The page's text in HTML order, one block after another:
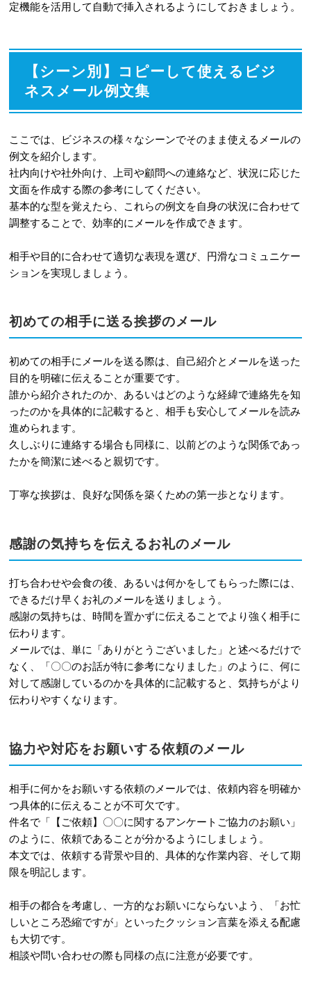
定機能を活用して自動で挿入されるようにしておきましょう。
【シーン別】コピーして使えるビジ
ネスメール例文集
ここでは、ビジネスの様々なシーンでそのまま使えるメールの
例文を紹介します。
社内向けや社外向け、上司や顧問への連絡など、状況に応じた
文面を作成する際の参考にしてください。
基本的な型を覚えたら、これらの例文を自身の状況に合わせて
調整することで、効率的にメールを作成できます。
相手や目的に合わせて適切な表現を選び、円滑なコミュニケー
ションを実現しましょう。
初めての相手に送る挨拶のメール
初めての相手にメールを送る際は、自己紹介とメールを送った
目的を明確に伝えることが重要です。
誰から紹介されたのか、あるいはどのような経緯で連絡先を知
ったのかを具体的に記載すると、相手も安心してメールを読み
進められます。
久しぶりに連絡する場合も同様に、以前どのような関係であっ
たかを簡潔に述べると親切です。
丁寧な挨拶は、良好な関係を築くための第一歩となります。
感謝の気持ちを伝えるお礼のメール
打ち合わせや会食の後、あるいは何かをしてもらった際には、
できるだけ早くお礼のメールを送りましょう。
感謝の気持ちは、時間を置かずに伝えることでより強く相手に
伝わります。
メールでは、単に「ありがとうございました」と述べるだけで
なく、「〇〇のお話が特に参考になりました」のように、何に
対して感謝しているのかを具体的に記載すると、気持ちがより
伝わりやすくなります。
協力や対応をお願いする依頼のメール
相手に何かをお願いする依頼のメールでは、依頼内容を明確か
つ具体的に伝えることが不可欠です。
件名で「【ご依頼】〇〇に関するアンケートご協力のお願い」
のように、依頼であることが分かるようにしましょう。
本文では、依頼する背景や目的、具体的な作業内容、そして期
限を明記します。
相手の都合を考慮し、一方的なお願いにならないよう、「お忙
しいところ恐縮ですが」といったクッション言葉を添える配慮
も大切です。
相談や問い合わせの際も同様の点に注意が必要です。